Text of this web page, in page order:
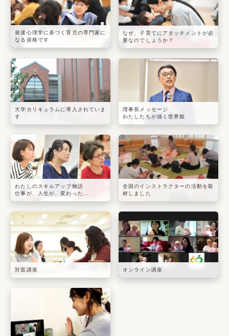
発達心理学に基づく育児の専門家に
なる資格です
なぜ、子育てにアタッチメントが必
要なのでしょうか？
大学カリキュラムに導入されていま
す
理事長メッセージ
わたしたちが描く世界観
わたしのスキルアップ物語
仕事が、人生が、変わった...
全国のインストラクターの活動を取
材しました
対面講座 オンライン講座